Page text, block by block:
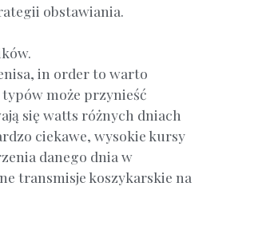
obstawiania.
in order to warto
może przynieść
się watts różnych dniach
ciekawe, wysokie kursy
danego dnia w
transmisje koszykarskie na